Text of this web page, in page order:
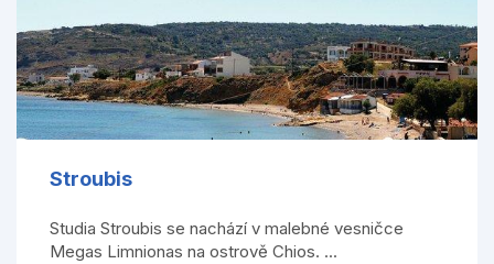
Stroubis
Studia Stroubis se nachází v malebné vesničce
Megas Limnionas na ostrově Chios. ...